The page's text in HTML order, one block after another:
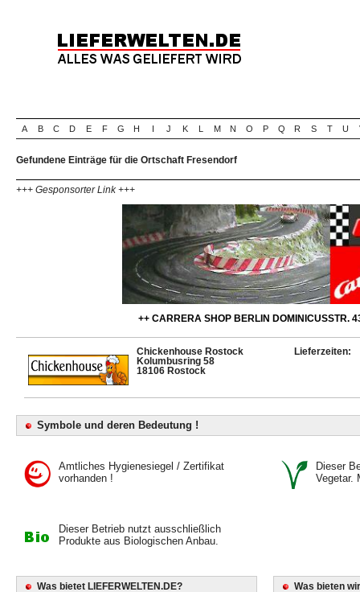
A B C D E F G H I J K L M N O P Q R S T U
Gefundene Einträge für die Ortschaft Fresendorf
+++ Gesponsorter Link +++
++ CARRERA SHOP BERLIN DOMINICUSSTR.
Chickenhouse Rostock
Kolumbusring 58
18106 Rostock
Lieferzeiten:
Symbole und deren Bedeutung !
Amtliches Hygienesiegel / Zertifikat
vorhanden !
Dieser
Vegetar.
Dieser Betrieb nutzt ausschließlich
Produkte aus Biologischen Anbau.
Was bietet LIEFERWELTEN.DE? Was bieten